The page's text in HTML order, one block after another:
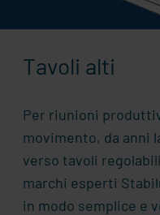
Tavoli alti
Per riunioni
movimento, da anni
verso tavoli
marchi esperti
in modo semplice e